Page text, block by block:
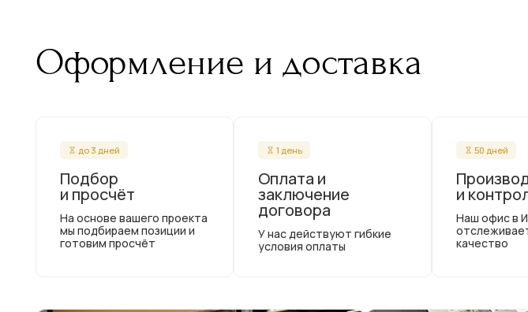
Оформление и доставка
до 3 дней
Подбор
и просчёт
На основе вашего проекта
мы подбираем позиции и
готовим просчёт
1 день
Оплата и
заключение
договора
У нас действуют гибкие
условия оплаты
50 дней
и
Наш офис в
качество